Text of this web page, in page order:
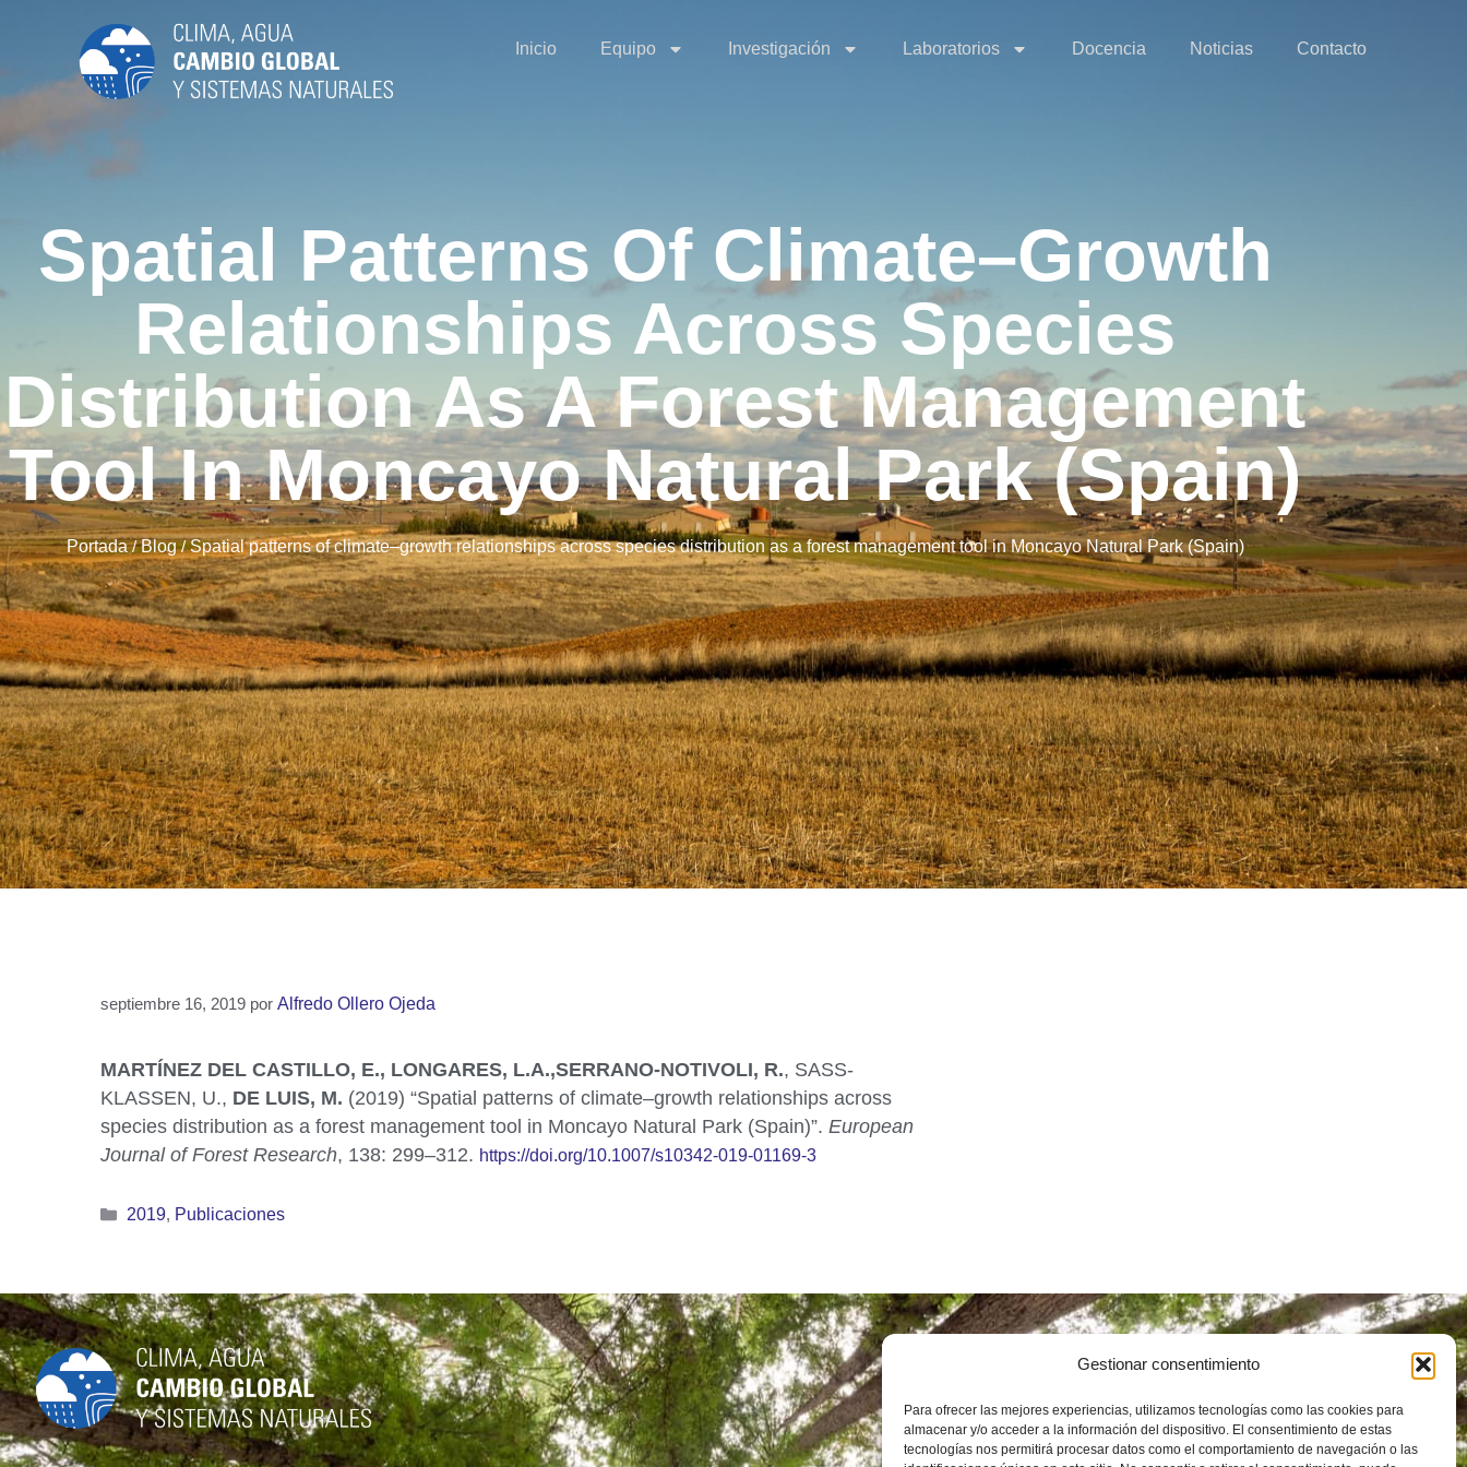
Gestionar consentimiento
Para ofrecer las mejores experiencias, utilizamos tecnologías como las cookies para
almacenar y/o acceder a la información del dispositivo. El consentimiento de estas
tecnologías nos permitirá procesar datos como el comportamiento de navegación o las
Inicio Equipo Investigación Laboratorios Docencia Noticias Contacto
Spatial Patterns Of Climate–Growth
Relationships Across Species
Distribution As A Forest Management
Tool In Moncayo Natural Park (Spain)
Portada/Blog/Spatial patterns of climate–growth relationships across species distribution as a forest management tool in Moncayo Natural Park (Spain)
septiembre 16, 2019 por Alfredo Ollero Ojeda
MARTÍNEZ DEL CASTILLO, E., LONGARES, L.A.,SERRANO-NOTIVOLI, R., SASS-
KLASSEN, U., DE LUIS, M. (2019) “Spatial patterns of climate–growth relationships across
species distribution as a forest management tool in Moncayo Natural Park (Spain)”. European
Journal of Forest Research, 138: 299–312. https://doi.org/10.1007/s10342-019-01169-3
2019, Publicaciones
Investigación en Ciencias
Calle de Pedro Cerbuna, 12, 50009
Zaragoza
+34 976 762 972